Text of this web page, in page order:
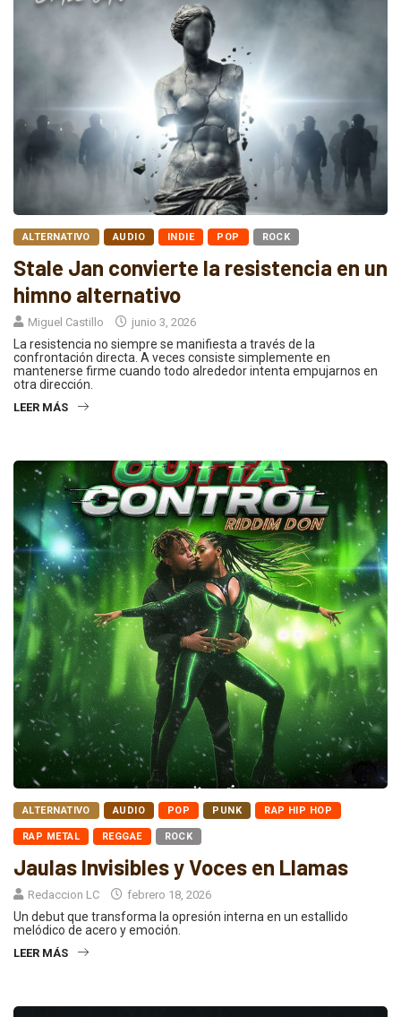
ALTERNATIVO AUDIO INDIE POP ROCK
Stale Jan convierte la resistencia en un
himno alternativo
Miguel Castillo junio 3, 2026
La resistencia no siempre se manifiesta a través de la
confrontación directa. A veces consiste simplemente en
mantenerse firme cuando todo alrededor intenta empujarnos en
otra dirección.
LEER MÁS
ALTERNATIVO AUDIO POP PUNK RAP HIP HOP
RAP METAL REGGAE ROCK
Jaulas Invisibles y Voces en Llamas
Redaccion LC febrero 18, 2026
Un debut que transforma la opresión interna en un estallido
melódico de acero y emoción.
LEER MÁS